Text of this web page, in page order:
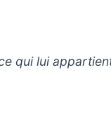
qui lui